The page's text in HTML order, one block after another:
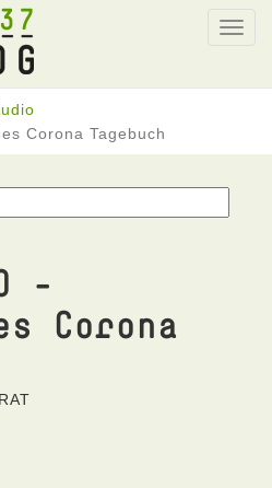
37
Corona Tagebuch
-
Corona